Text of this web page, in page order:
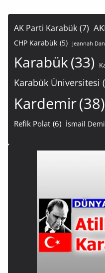
AK Parti Karabük (7)
CHP Karabük (5) Jeannah
Karabük(33)
Karabük Üniversitesi
Kardemir(38)
Refik Polat (6) İsmail